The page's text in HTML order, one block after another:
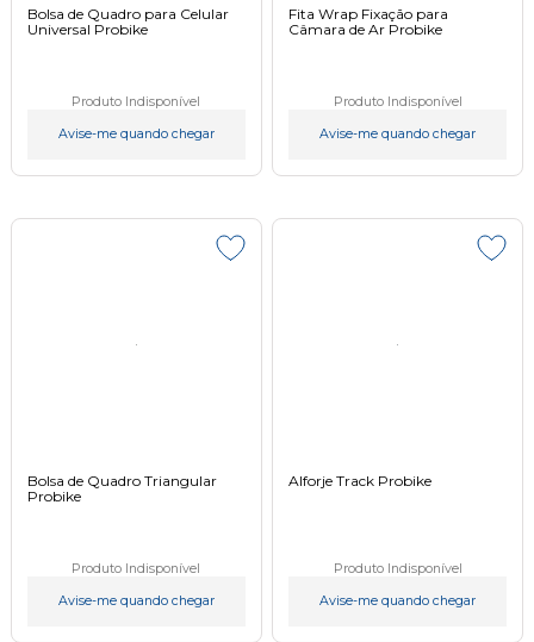
Bolsa de Quadro para Celular
Universal Probike
Produto Indisponível
Avise-me quando chegar
Fita Wrap Fixação para
Câmara de Ar Probike
Produto Indisponível
Avise-me quando chegar
Bolsa de Quadro Triangular
Probike
Produto Indisponível
Avise-me quando chegar
Alforje Track Probike
Produto Indisponível
Avise-me quando chegar